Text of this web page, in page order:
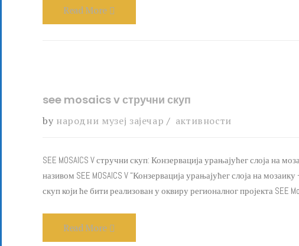
Read More
see mosaics v стручни скуп
by народни музеј зајечар активности
SEE MOSAICS V стручни скуп: Конзервација урањајућег слоја на
називом SEE MOSAICS V “Конзервација урањајућег слоја на
скуп који ће бити реализован у оквиру регионалног пројекта
Read More